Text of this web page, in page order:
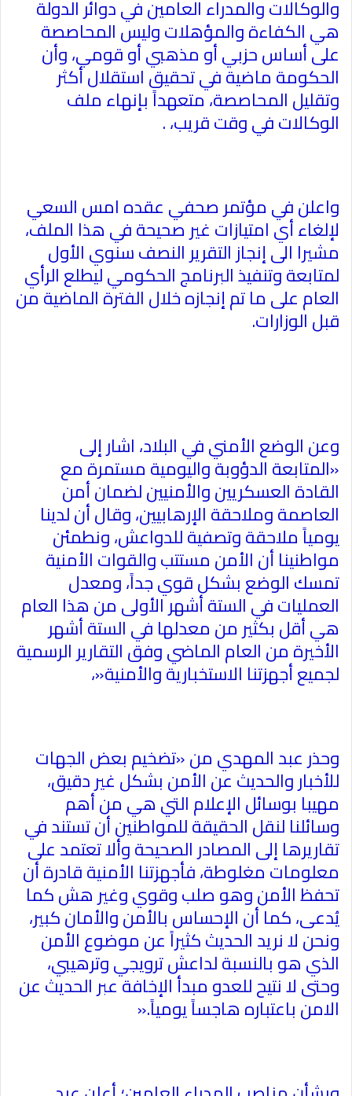
والوكالات والمدراء العامين في دوائر الدولة
هي الكفاءة والمؤهلات وليس المحاصصة
على أساس حزبي أو مذهبي أو قومي، وأن
الحكومة ماضية في تحقيق استقلال أكثر
وتقليل المحاصصة، متعهداً بإنهاء ملف
الوكالات في وقت قريب،.
واعلن في مؤتمر صحفي عقده امس السعي
لإلغاء أي امتيازات غير صحيحة في هذا الملف،
مشيرا الى إنجاز التقرير النصف سنوي الأول
لمتابعة وتنفيذ البرنامج الحكومي ليطلع الرأي
العام على ما تم إنجازه خلال الفترة الماضية من
قبل الوزارات.
وعن الوضع الأمني في البلاد، اشار إلى
«المتابعة الدؤوبة واليومية مستمرة مع
القادة العسكريين والأمنيين لضمان أمن
العاصمة وملاحقة الإرهابيين، وقال أن لدينا
يومياً ملاحقة وتصفية للدواعش، ونطمئن
مواطنينا أن الأمن مستتب والقوات الأمنية
تمسك الوضع بشكل قوي جداً، ومعدل
العمليات في الستة أشهر الأولى من هذا العام
هي أقل بكثير من معدلها في الستة أشهر
الأخيرة من العام الماضي وفق التقارير الرسمية
لجميع أجهزتنا الاستخبارية والأمنية»،
وحذر عبد المهدي من «تضخيم بعض الجهات
للأخبار والحديث عن الأمن بشكل غير دقيق،
مهيبا بوسائل الإعلام التي هي من أهم
وسائلنا لنقل الحقيقة للمواطنين أن تستند في
تقاريرها إلى المصادر الصحيحة وألا تعتمد على
معلومات مغلوطة، فأجهزتنا الأمنية قادرة أن
تحفظ الأمن وهو صلب وقوي وغير هش كما
يُدعى، كما أن الإحساس بالأمن والأمان كبير،
ونحن لا نريد الحديث كثيراً عن موضوع الأمن
الذي هو بالنسبة لداعش ترويجي وترهيبي،
وحتى لا نتيح للعدو مبدأ الإخافة عبر الحديث عن
الامن باعتباره هاجساً يومياً».